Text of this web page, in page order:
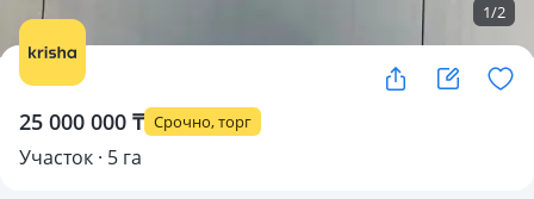
1/2
25 000 000 ₸ Срочно, торг
Участок · 5 га